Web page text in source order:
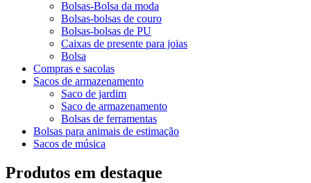
Bolsas-Bolsa da moda
Bolsas-bolsas de couro
Bolsas-bolsas de PU
Caixas de presente para joias
Bolsa
Compras e sacolas
Sacos de armazenamento
Saco de jardim
Saco de armazenamento
Bolsas de ferramentas
Bolsas para animais de estimação
Sacos de música
Produtos em destaque